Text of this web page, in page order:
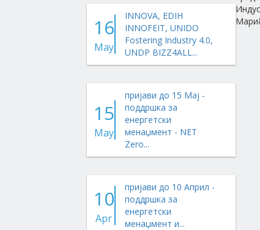
16
May
INNOVA, EDIH
INNOFEIT, UNIDO
Fostering Industry 4.0,
UNDP BIZZ4ALL...
15
May
пријави до 15 Мај -
поддршка за
енергетски
менаџмент - NET
Zero...
10
Apr
пријави до 10 Април -
поддршка за
енергетски
менаџмент и...